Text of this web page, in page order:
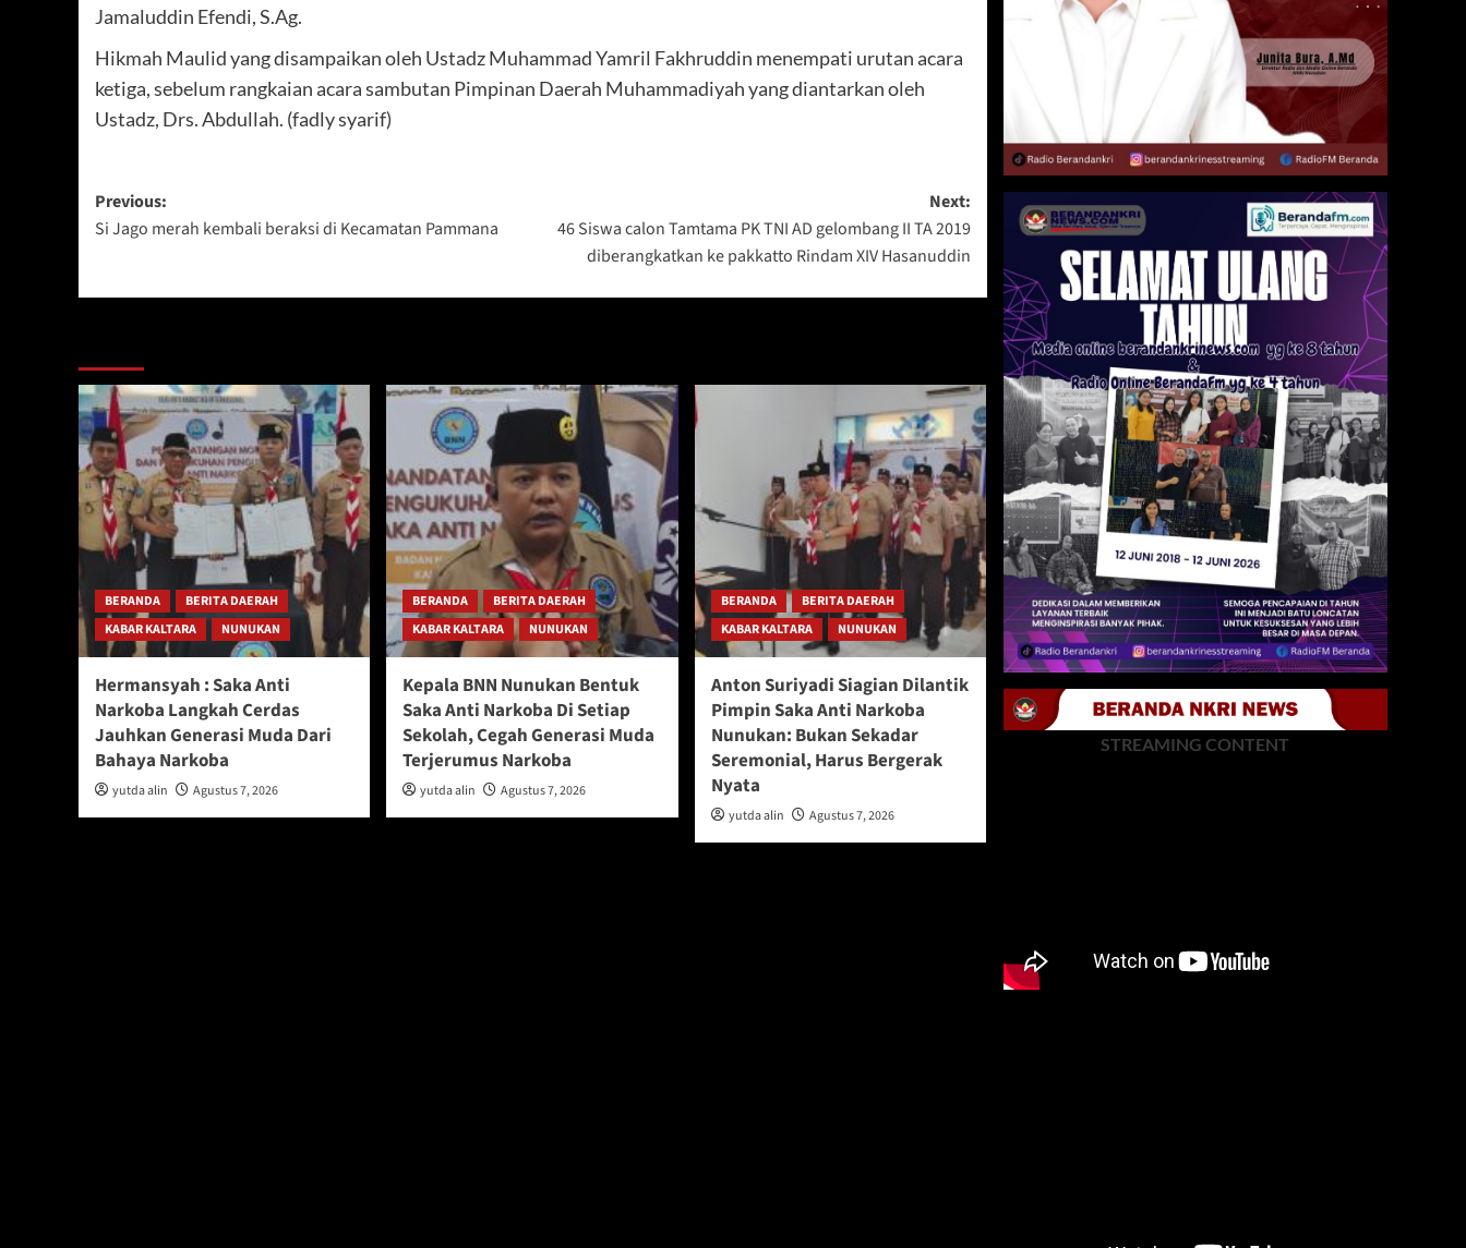
Jamaluddin Efendi, S.Ag.
Hikmah Maulid yang disampaikan oleh Ustadz Muhammad Yamril Fakhruddin menempati urutan acara
ketiga, sebelum rangkaian acara sambutan Pimpinan Daerah Muhammadiyah yang diantarkan oleh
Ustadz, Drs. Abdullah. (fadly syarif)
Post
navigation
Previous:
Si Jago merah kembali beraksi di Kecamatan Pammana
Next:
46 Siswa calon Tamtama PK TNI AD gelombang II TA 2019
diberangkatkan ke pakkatto Rindam XIV Hasanuddin
BERANDA
BERITA DAERAH
KABAR KALTARA
NUNUKAN
Hermansyah : Saka Anti
Narkoba Langkah Cerdas
Jauhkan Generasi Muda Dari
Bahaya Narkoba
yutda alin Agustus 7, 2026
BERANDA
BERITA DAERAH
KABAR KALTARA
NUNUKAN
Kepala BNN Nunukan Bentuk
Saka Anti Narkoba Di Setiap
Sekolah, Cegah Generasi Muda
Terjerumus Narkoba
yutda alin Agustus 7, 2026
BERANDA
BERITA DAERAH
KABAR KALTARA
NUNUKAN
Anton Suriyadi Siagian Dilantik
Pimpin Saka Anti Narkoba
Nunukan: Bukan Sekadar
Seremonial, Harus Bergerak
Nyata
yutda alin Agustus 7, 2026
STREAMING CONTENT